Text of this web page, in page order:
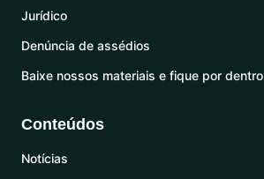
Jurídico
Denúncia de assédios
Baixe nossos materiais e fique por dentro
Conteúdos
Notícias